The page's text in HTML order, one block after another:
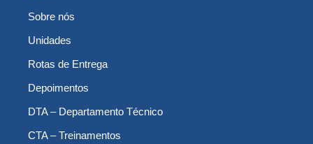
Sobre nós
Unidades
Rotas de Entrega
Depoimentos
DTA – Departamento Técnico
CTA – Treinamentos